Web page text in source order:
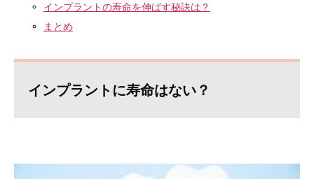
インプラントの寿命を伸ばす秘訣は？
まとめ
インプラントに寿命はない？